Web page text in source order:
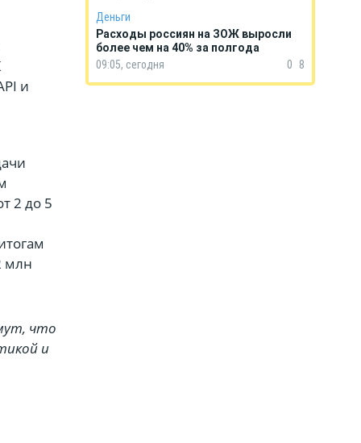
и
2 до 5
млн
что
и
Деньги
Расходы россиян на ЗОЖ выросли
более чем на 40% за полгода
09:05, сегодня
0 8